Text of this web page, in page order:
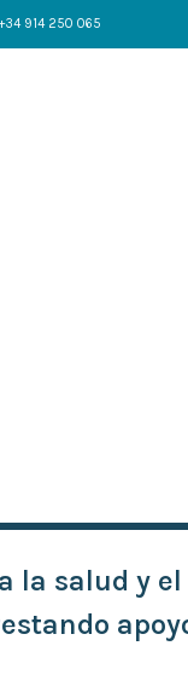
+34 914 250 065
la salud y